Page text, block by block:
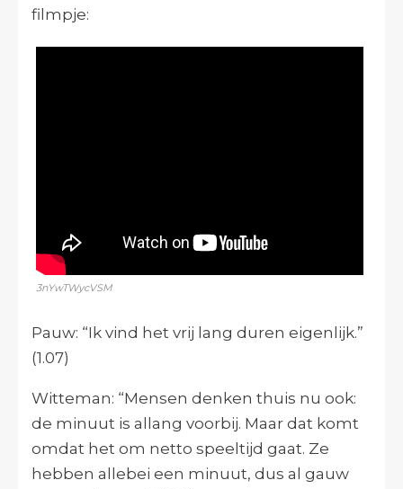
filmpje:
3nYwTWycVSM
Pauw: “Ik vind het vrij lang duren eigenlijk.”
(1.07)
Witteman: “Mensen denken thuis nu ook:
de minuut is allang voorbij. Maar dat komt
omdat het om netto speeltijd gaat. Ze
hebben allebei een minuut, dus al gauw